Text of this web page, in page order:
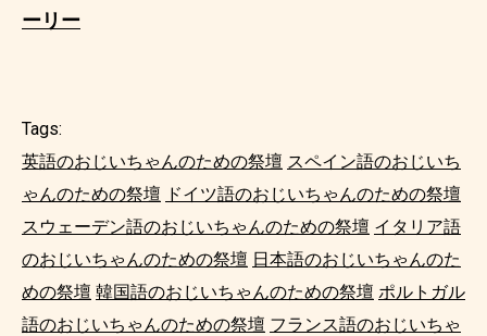
ーリー
Tags:
英語のおじいちゃんのための祭壇 スペイン語のおじいち
ゃんのための祭壇 ドイツ語のおじいちゃんのための祭壇
スウェーデン語のおじいちゃんのための祭壇 イタリア語
のおじいちゃんのための祭壇 日本語のおじいちゃんのた
めの祭壇 韓国語のおじいちゃんのための祭壇 ポルトガル
語のおじいちゃんのための祭壇 フランス語のおじいちゃ